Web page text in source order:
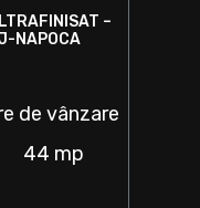
–
NAPOCA
de vânzare
44 mp